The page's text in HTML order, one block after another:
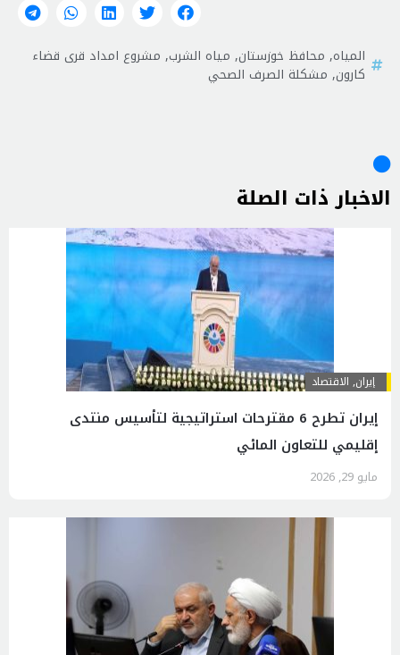
المياه, محافظ خوزستان, مياه الشرب, مشروع امداد قری قضاء
كارون, مشكلة الصرف الصحي
الاخبار ذات الصلة
إيران, الاقتصاد
إيران تطرح 6 مقترحات استراتيجية لتأسيس منتدى
إقليمي للتعاون المائي
مايو 29, 2026